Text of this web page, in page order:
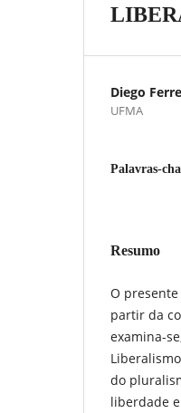
Diego
UFMA
Palavras-
Resumo
O
partir da
examina-
do
liberdade